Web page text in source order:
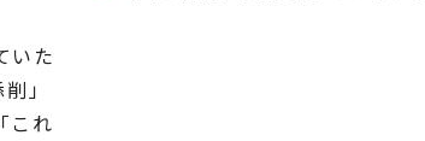
いた
」
これ